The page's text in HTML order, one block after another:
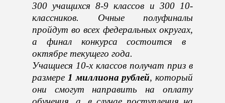
300 учащихся 8-9 классов и 300 10-
классников. Очные полуфиналы
пройдут во всех федеральных округах,
а финал конкурсасостоится в
октябре текущего года.
Учащиеся 10-х классов получат приз в
размере 1 миллиона рублей, который
они смогут направить на оплату